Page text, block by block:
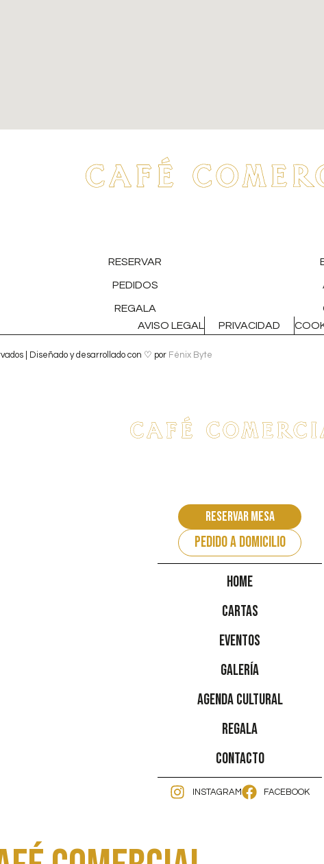
RESERVAR
PEDIDOS
REGALA
AVISO LEGAL
PRIVACIDAD
| Diseñado y desarrollado con ♡ por Fénix Byte
Reservar mesa
pedido a domicilio
Home
Cartas
Eventos
Galería
Agenda Cultural
Regala
Contacto
INSTAGRAM FACEBOOK